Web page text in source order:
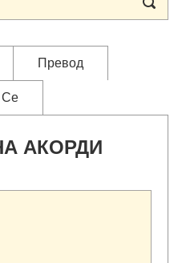
Превод
Се
АКОРДИ